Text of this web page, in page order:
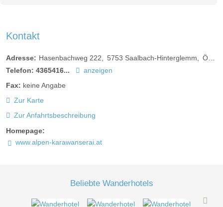
Kontakt
Adresse: Hasenbachweg 222 5753 Saalbach-Hinterglemm
Österreich
Telefon: 4365416...
anzeigen
Fax: keine Angabe
Zur Karte
Zur Anfahrtsbeschreibung
Homepage:
www.alpen-karawanserai.at
Beliebte Wanderhotels